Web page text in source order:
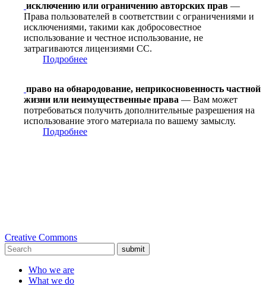
исключению или ограничению авторских прав —
Права пользователей в соответствии с ограничениями и
исключениями, такими как добросовестное
использование и честное использование, не
затрагиваются лицензиями CC.
Подробнее
право на обнародование, неприкосновенность частной
жизни или неимущественные права — Вам может
потребоваться получить дополнительные разрешения на
использование этого материала по вашему замыслу.
Подробнее
Creative Commons
submit
Who we are
What we do